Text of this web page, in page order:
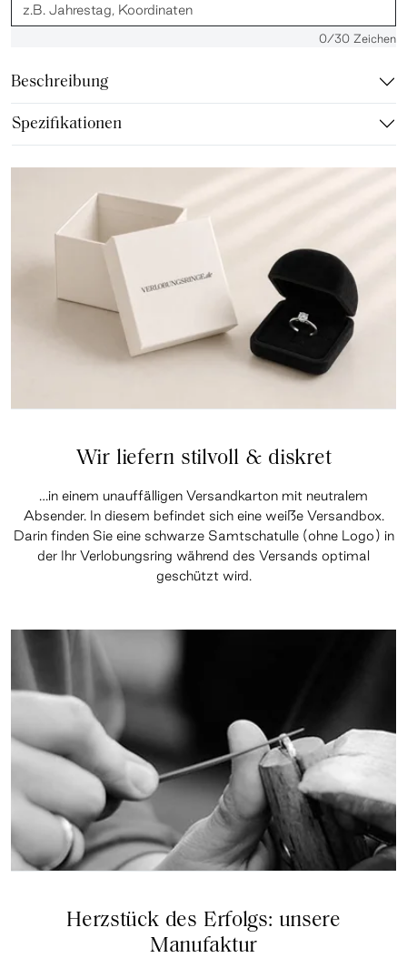
0/30 Zeichen
Beschreibung
Spezifikationen
Wir liefern stilvoll & diskret
…in einem unauffälligen Versandkarton mit neutralem
Absender. In diesem befindet sich eine weiße Versandbox.
Darin finden Sie eine schwarze Samtschatulle (ohne Logo) in
der Ihr Verlobungsring während des Versands optimal
geschützt wird.
Herzstück des Erfolgs: unsere
Manufaktur